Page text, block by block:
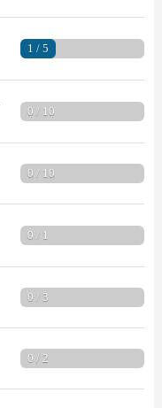
1 / 5
0 / 10
0 / 10
0 / 1
0 / 3
0 / 2